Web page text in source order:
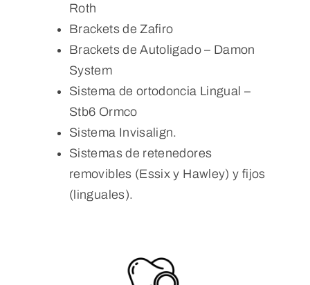
Roth
Brackets de Zafiro
Brackets de Autoligado – Damon
System
Sistema de ortodoncia Lingual –
Stb6 Ormco
Sistema Invisalign.
Sistemas de retenedores
removibles (Essix y Hawley) y fijos
(linguales).